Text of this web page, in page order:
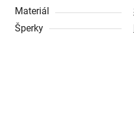
Materiál
Šperky